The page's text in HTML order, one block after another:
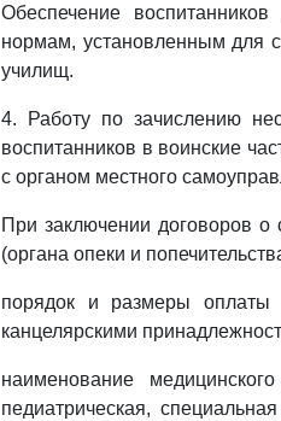
Обеспечение
нормам, установленным для
училищ.
4. Работу по зачислению
воспитанников в воинские
с органом местного
При заключении договоров о
(органа опеки и
порядок и размеры оплаты
канцелярскими
наименование
педиатрическая,